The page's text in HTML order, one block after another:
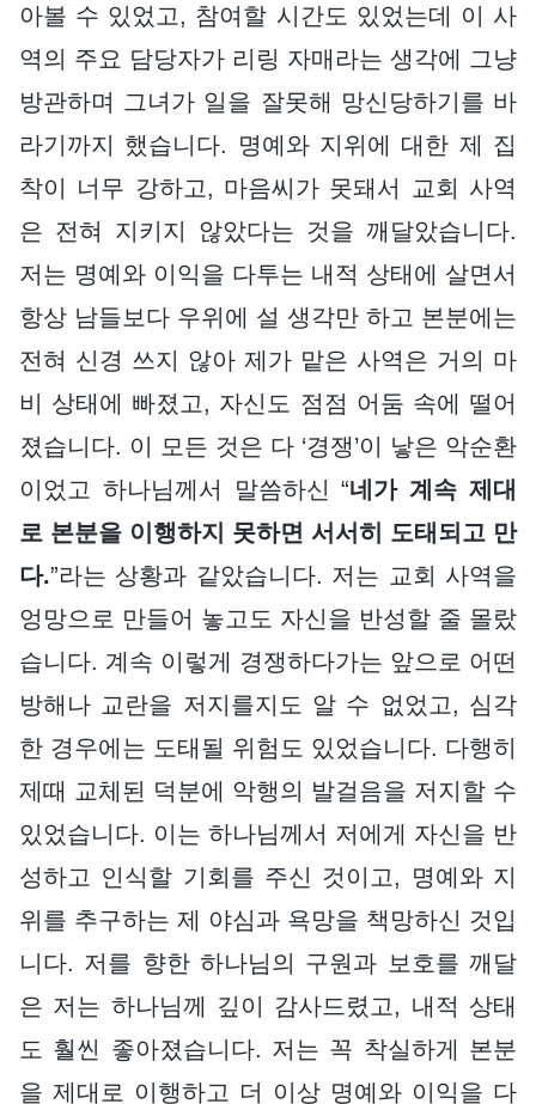
아볼 수 있었고, 참여할 시간도 있었는데 이 사
역의 주요 담당자가 리링 자매라는 생각에 그냥
방관하며 그녀가 일을 잘못해 망신당하기를 바
라기까지 했습니다. 명예와 지위에 대한 제 집
착이 너무 강하고, 마음씨가 못돼서 교회 사역
은 전혀 지키지 않았다는 것을 깨달았습니다.
저는 명예와 이익을 다투는 내적 상태에 살면서
항상 남들보다 우위에 설 생각만 하고 본분에는
전혀 신경 쓰지 않아 제가 맡은 사역은 거의 마
비 상태에 빠졌고, 자신도 점점 어둠 속에 떨어
졌습니다. 이 모든 것은 다 ‘경쟁’이 낳은 악순환
이었고 하나님께서 말씀하신 “네가 계속 제대
로 본분을 이행하지 못하면 서서히 도태되고 만
다.”라는 상황과 같았습니다. 저는 교회 사역을
엉망으로 만들어 놓고도 자신을 반성할 줄 몰랐
습니다. 계속 이렇게 경쟁하다가는 앞으로 어떤
방해나 교란을 저지를지도 알 수 없었고, 심각
한 경우에는 도태될 위험도 있었습니다. 다행히
제때 교체된 덕분에 악행의 발걸음을 저지할 수
있었습니다. 이는 하나님께서 저에게 자신을 반
성하고 인식할 기회를 주신 것이고, 명예와 지
위를 추구하는 제 야심과 욕망을 책망하신 것입
니다. 저를 향한 하나님의 구원과 보호를 깨달
은 저는 하나님께 깊이 감사드렸고, 내적 상태
도 훨씬 좋아졌습니다. 저는 꼭 착실하게 본분
을 제대로 이행하고 더 이상 명예와 이익을 다